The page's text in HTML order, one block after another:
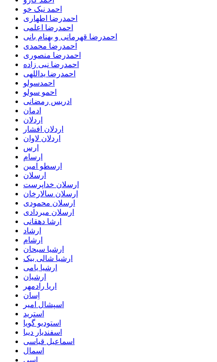
احمد نیک خو
احمدرضا اطهاری
احمدرضا اعلمی
احمدرضا قهرمانی و بهنام بانی
احمدرضا محمدی
احمدرضا منصوری
احمدرضا نبی زاده
احمدرضا یداللهی
احمدسولو
احمو سولو
ادریس رمضانی
ادمان
اردلان
اردلان افشار
اردلان لاوان
ارس
ارسام
ارسطو امین
ارسلان
ارسلان خداپرست
ارسلان سالارخان
ارسلان محمودی
ارسلان میردادی
ارشا دهقانی
ارشاد
ارشام
ارشیا سبحان
ارشیا شالی بیک
ارشیا یامی
ارشیان
اریا رادمهر
اِسان
اسپشال امیر
استرید
استودیو گویا
اسفندیار دیبا
اسماعیل قیاسی
اسمال
اسی